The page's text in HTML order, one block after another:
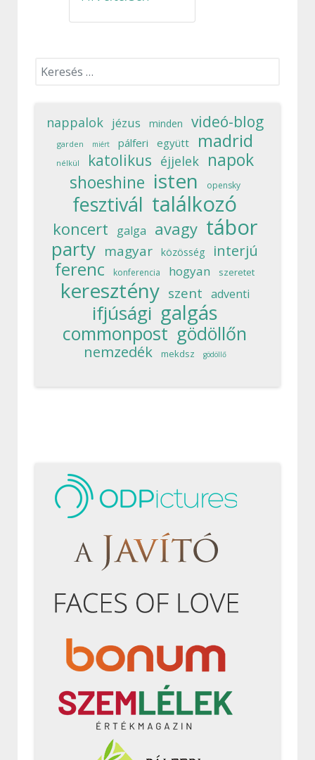
Keresés...
nappalok jézus minden videó-blog
garden miért pálferi együtt madrid
nélkül katolikus éjjelek
napok
shoeshine isten opensky
fesztivál találkozó
koncert galga avagy tábor
party magyar közösség interjú
ferenc konferencia hogyan szeretet
keresztény szent adventi
ifjúsági galgás
commonpost gödöllőn
nemzedék mekdsz gödöllő